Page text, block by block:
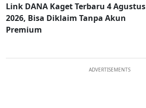
Link DANA Kaget Terbaru 4 Agustus
2026, Bisa Diklaim Tanpa Akun
Premium
ADVERTISEMENTS